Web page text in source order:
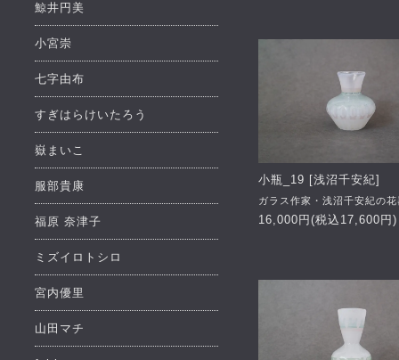
小瓶_19 [浅沼千安紀]
ガラス作家・浅沼千安紀の
16,000円(税込17,600円)
鯨井円美
小宮崇
七字由布
すぎはらけいたろう
嶽まいこ
服部貴康
福原 奈津子
ミズイロトシロ
宮内優里
山田マチ